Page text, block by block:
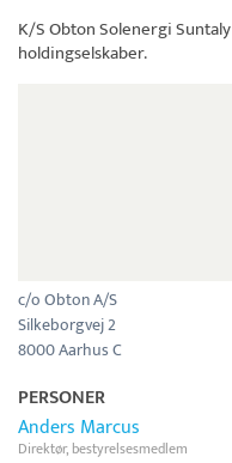
K/S Obton Solenergi Suntaly
holdingselskaber.
c/o Obton A/S
Silkeborgvej 2
8000 Aarhus C
PERSONER
Anders Marcus
Direktør, bestyrelsesmedlem